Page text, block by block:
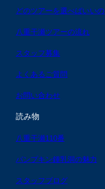
どのツアーを選べばいいの
八重干瀬ツアーの流れ
スタッフ募集
よくあるご質問
お問い合わせ
読み物
八重干瀬110番
パンプキン鍾乳洞の魅力
スタッフブログ